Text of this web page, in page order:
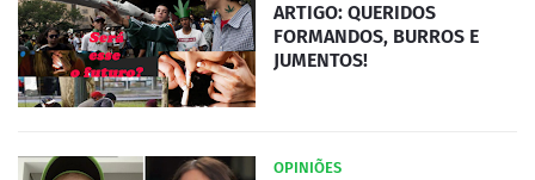
ARTIGO: QUERIDOS
FORMANDOS, BURROS E
JUMENTOS!
OPINIÕES